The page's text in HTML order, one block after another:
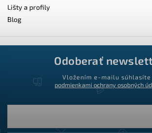
Lišty a profily
Blog
Odoberať
Vložením e-mailu súhlasíte
podmienkami ochrany osobných